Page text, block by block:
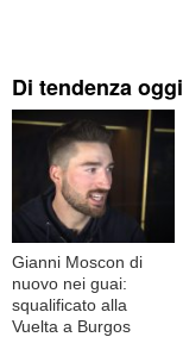
Di tendenza oggi
Gianni Moscon di
nuovo nei guai:
squalificato alla
Vuelta a Burgos